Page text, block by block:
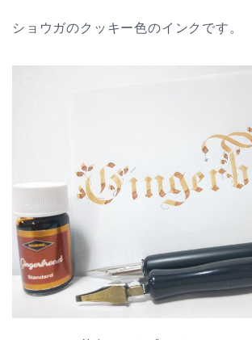
ショウガのクッキー色のインクです。